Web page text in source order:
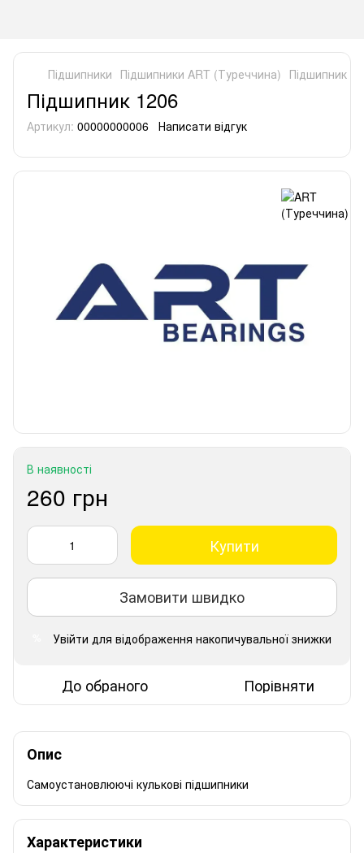
Підшипники Підшипники ART (Туреччина) Підшипник
Підшипник 1206
Артикул: 00000000006 Написати відгук
В наявності
260 грн
Купити
Замовити швидко
Увійти для відображення накопичувальної знижки
До обраного Порівняти
Опис
Самоустановлюючі кулькові підшипники
Характеристики